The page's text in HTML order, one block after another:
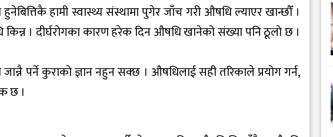
हामी स्वास्थ्य संस्थामा पुगेर जाँच गरी औषधि ल्याएर खान्छौँ ।
। दीर्घरोगका कारण हरेक दिन औषधि खानेको संख्या पनि ठूलो छ ।
पर्ने कुराको ज्ञान नहुन सक्छ । औषधिलाई सही तरिकाले प्रयोग गर्न,
छ ।